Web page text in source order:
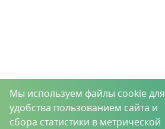
Мы используем файлы cookie для
удобства пользованием сайта и
сбора статистики в метрической